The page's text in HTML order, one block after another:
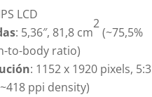
LCD
: 5,36″, 81,8 cm
2
(~75,5%
to-body ratio)
: 1152 x 1920 pixels, 5:3
ppi density)